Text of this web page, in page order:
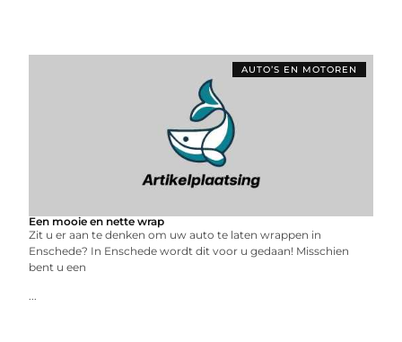
AUTO’S EN MOTOREN
Een mooie en nette wrap
Zit u er aan te denken om uw auto te laten wrappen in
Enschede? In Enschede wordt dit voor u gedaan! Misschien
bent u een
...